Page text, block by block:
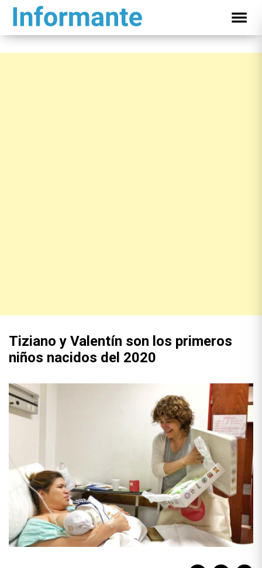
Tiziano y Valentín son los primeros
niños nacidos del 2020